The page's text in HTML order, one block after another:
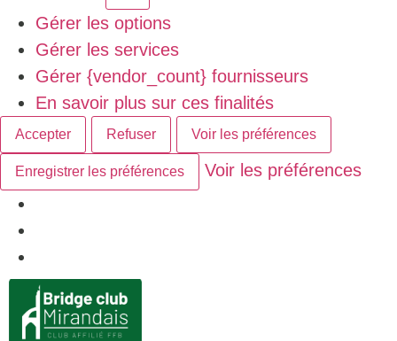
Gérer les options
Gérer les services
Gérer {vendor_count} fournisseurs
En savoir plus sur ces finalités
Accepter Refuser Voir les préférences
Enregistrer les préférences Voir les préférences